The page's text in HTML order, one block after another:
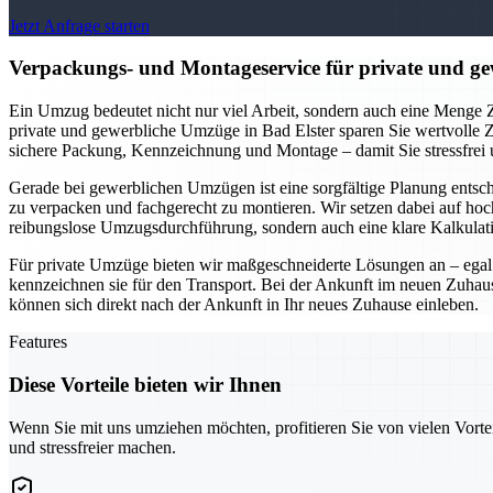
Jetzt Anfrage starten
Verpackungs- und Montageservice für private und
Ein Umzug bedeutet nicht nur viel Arbeit, sondern auch eine
private und gewerbliche Umzüge in Bad Elster sparen Sie wertvolle
sichere Packung, Kennzeichnung und Montage – damit Sie stressfrei
Gerade bei gewerblichen Umzügen ist eine sorgfältige Planung
zu verpacken und fachgerecht zu montieren. Wir setzen dabei auf
reibungslose Umzugsdurchführung, sondern auch eine klare
Für private Umzüge bieten wir maßgeschneiderte Lösungen an –
kennzeichnen sie für den Transport. Bei der Ankunft im neuen
können sich direkt nach der Ankunft in Ihr neues Zuhause einleben.
Features
Diese Vorteile bieten wir Ihnen
Wenn Sie mit uns umziehen möchten, profitieren Sie von vielen
und stressfreier machen.